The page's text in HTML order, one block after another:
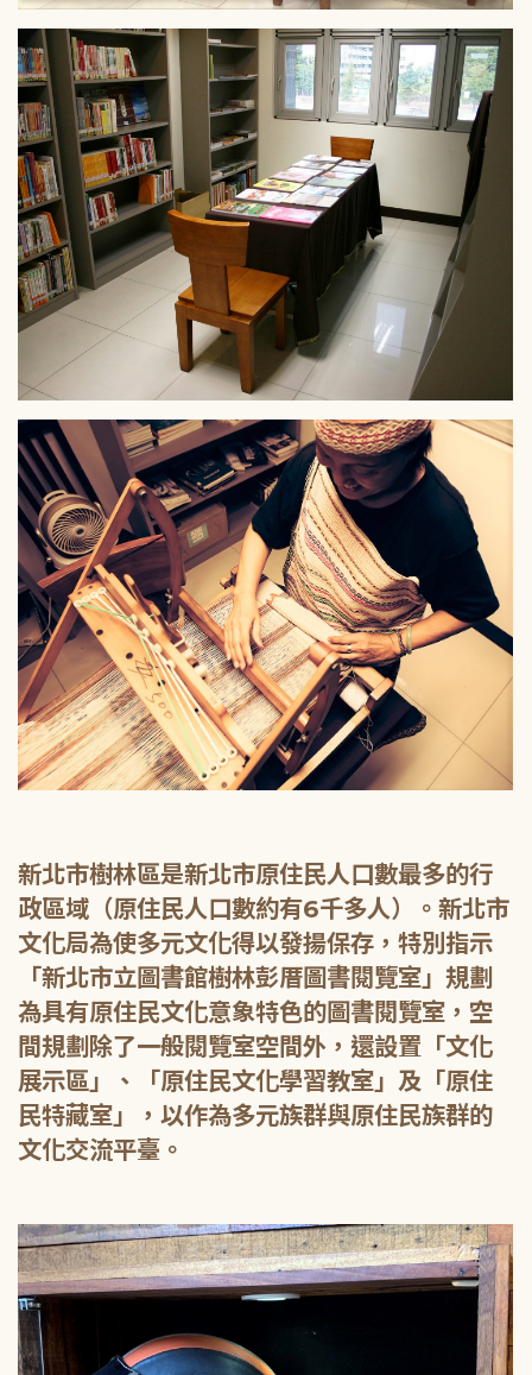
新北市樹林區是新北市原住民人口數最多的行
政區域（原住民人口數約有6千多人）。新北市
文化局為使多元文化得以發揚保存，特別指示
「新北市立圖書館樹林彭厝圖書閱覽室」規劃
為具有原住民文化意象特色的圖書閱覽室，空
間規劃除了一般閱覽室空間外，還設置「文化
展示區」、「原住民文化學習教室」及「原住
民特藏室」，以作為多元族群與原住民族群的
文化交流平臺。